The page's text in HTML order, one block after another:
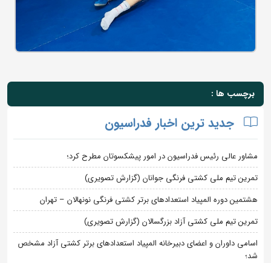
برچسب ها :
جدید ترین اخبار فدراسیون
مشاور عالی رئیس فدراسیون در امور پیشکسوتان مطرح کرد؛
تمرین تیم ملی کشتی فرنگی جوانان (گزارش تصویری)
هشتمین دوره المپیاد استعدادهای برتر کشتی فرنگی نونهالان – تهران
تمرین تیم ملی کشتی آزاد بزرگسالان (گزارش تصویری)
اسامی داوران و اعضای دبیرخانه المپیاد استعدادهای برتر کشتی آزاد مشخص
شد؛